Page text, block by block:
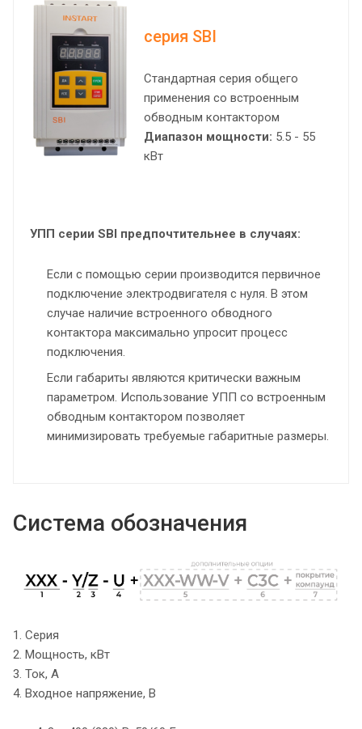
серия SBI
Стандартная серия общего
применения со встроенным
обводным контактором
Диапазон мощности: 5.5 - 55
кВт
УПП серии SBI предпочтительнее в случаях:
Если с помощью серии производится первичное
подключение электродвигателя с нуля. В этом
случае наличие встроенного обводного
контактора максимально упросит процесс
подключения.
Если габариты являются критически важным
параметром. Использование УПП со встроенным
обводным контактором позволяет
минимизировать требуемые габаритные размеры.
Система обозначения
1. Серия
2. Мощность, кВт
3. Ток, А
4. Входное напряжение, В